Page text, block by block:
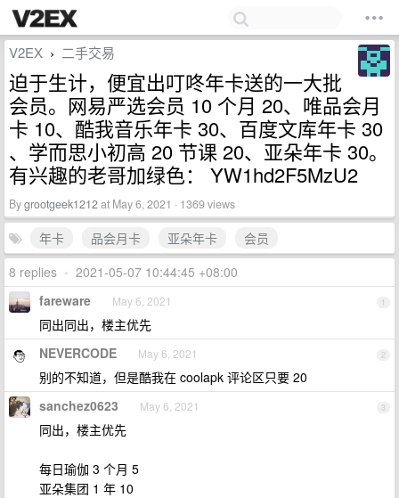
V2EX › 二手交易
迫于生计，便宜出叮咚年卡送的一大批
会员。网易严选会员 10 个月 20、唯品会月
卡 10、酷我音乐年卡 30、百度文库年卡 30
、学而思小初高 20 节课 20、亚朵年卡 30。
有兴趣的老哥加绿色： YW1hd2F5MzU2
Bygrootgeek1212at May 6, 2021 · 1369 views
年卡 品会月卡 亚朵年卡
会员
8 replies • 2021-05-07 10:44:45 +08:00
1
fareware May 6, 2021
同出同出，楼主优先
2
NEVERCODE May 6, 2021
别的不知道，但是酷我在 coolapk 评论区只要 20
3
sanchez0623 May 6, 2021
同出，楼主优先
每日瑜伽 3 个月 5
亚朵集团 1 年 10